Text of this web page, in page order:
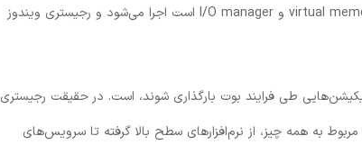
Executive که مجموعه‌ای از سرویس‌های ضروری مثل virtual memory manager و I/O manager است اجرا می‌شود و رجیستری ویندوز
طی فرایند بوت بارگذاری شوند، است. در حقیقت رجیستری
به همه چیز، از نرم‌افزارهای سطح بالا گرفته تا سرویس‌های